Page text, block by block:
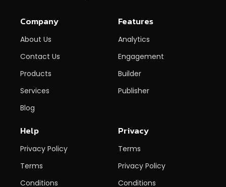
Company
About Us
Contact Us
Products
Services
Blog
Features
Analytics
Engagement
Builder
Publisher
Help
Privacy Policy
Terms
Conditions
Privacy
Terms
Privacy Policy
Conditions